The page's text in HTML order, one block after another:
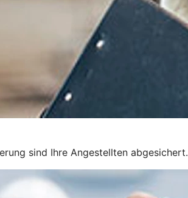
sind Ihre Angestellten abgesichert.